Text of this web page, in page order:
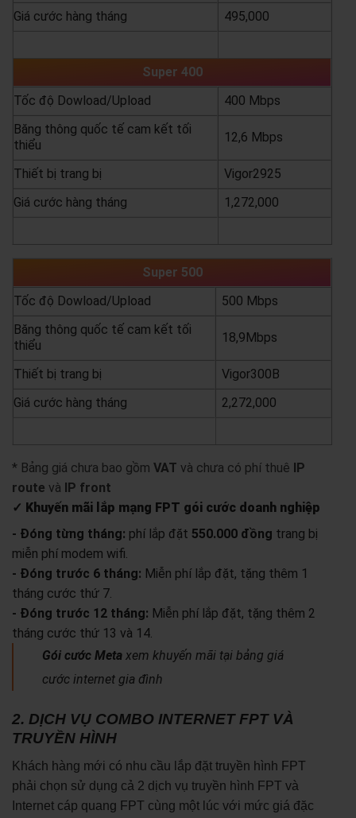
Giá cước hàng tháng
495,000
Super 400
Tốc độ Dowload/Upload
400 Mbps
Băng thông quốc tế cam kết tối
thiểu
12,6 Mbps
Thiết bị trang bị
Vigor2925
Giá cước hàng tháng
1,272,000
Super 500
Tốc độ Dowload/Upload
500 Mbps
Băng thông quốc tế cam kết tối
thiểu
18,9Mbps
Thiết bị trang bị
Vigor300B
Giá cước hàng tháng
2,272,000
* Bảng giá chưa bao gồm VAT và chưa có phí thuê
IP
route và
IP front
✓ Khuyến mãi lắp mạng FPT gói cước doanh nghiệp
- Đóng từng tháng: phí lắp đặt 550.000 đồng trang bị
miễn phí modem wifi.
- Đóng trước 6 tháng: Miễn phí lắp đặt, tặng thêm 1
tháng cước thứ 7.
- Đóng trước 12 tháng: Miễn phí lắp đặt, tặng thêm 2
tháng cước thứ 13 và 14.
Gói cước Meta xem khuyến mãi tại bảng giá
cước internet gia đình
2. DỊCH VỤ COMBO INTERNET FPT VÀ
TRUYỀN HÌNH
Khách hàng mới có nhu cầu lắp đặt truyền hình FPT
phải chọn sử dụng cả 2 dịch vụ truyền hình FPT và
Internet cáp quang FPT cùng một lúc với mức giá đặc